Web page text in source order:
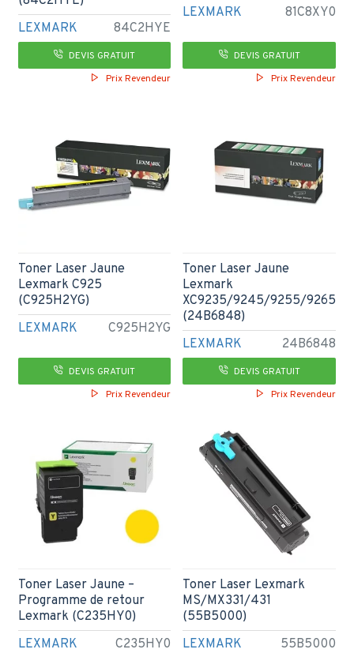
LEXMARK 84C2HYE
DEVIS GRATUIT
Prix Revendeur
LEXMARK 81C8XY0
DEVIS GRATUIT
Prix Revendeur
LEXMARK C925H2YG
Toner Laser Jaune
Lexmark C925
(C925H2YG)
DEVIS GRATUIT
Prix Revendeur
LEXMARK 24B6848
Toner Laser Jaune
Lexmark
XC9235/9245/9255/9265
(24B6848)
DEVIS GRATUIT
Prix Revendeur
LEXMARK C235HY0
Toner Laser Jaune –
Programme de retour
Lexmark (C235HY0)
LEXMARK 55B5000
Toner Laser Lexmark
MS/MX331/431
(55B5000)